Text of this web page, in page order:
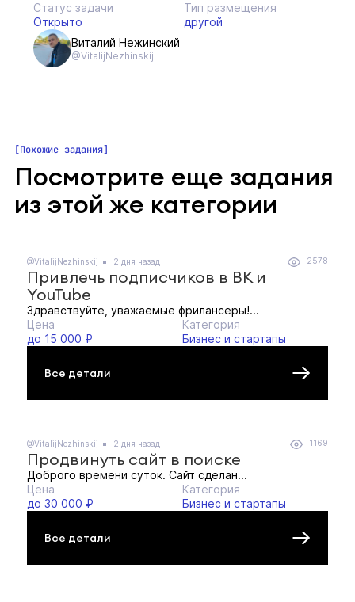
Статус задачи
Открыто
Тип размещения
другой
Виталий Нежинский
@VitalijNezhinskij
Похожие задания
Посмотрите еще задания
из этой же категории
@VitalijNezhinskij 2 дня назад 2578
Привлечь подписчиков в ВК и
YouTube
Здравствуйте, уважаемые фрилансеры!...
Цена
до 15 000 ₽
Категория
Бизнес и стартапы
Все детали
@VitalijNezhinskij 2 дня назад 1169
Продвинуть сайт в поиске
Доброго времени суток. Сайт сделан...
Цена
до 30 000 ₽
Категория
Бизнес и стартапы
Все детали